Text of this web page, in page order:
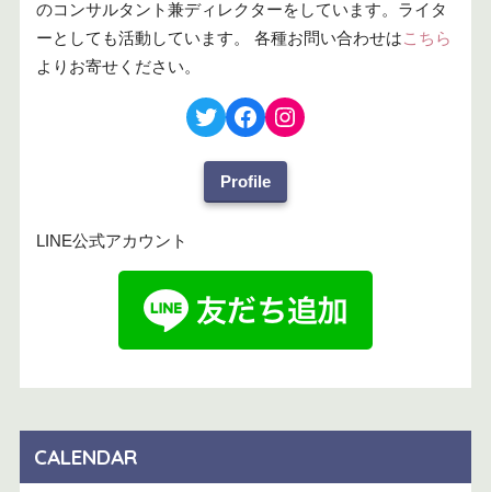
のコンサルタント兼ディレクターをしています。ライタ
ーとしても活動しています。 各種お問い合わせはこちら
よりお寄せください。
Profile
LINE公式アカウント
CALENDAR